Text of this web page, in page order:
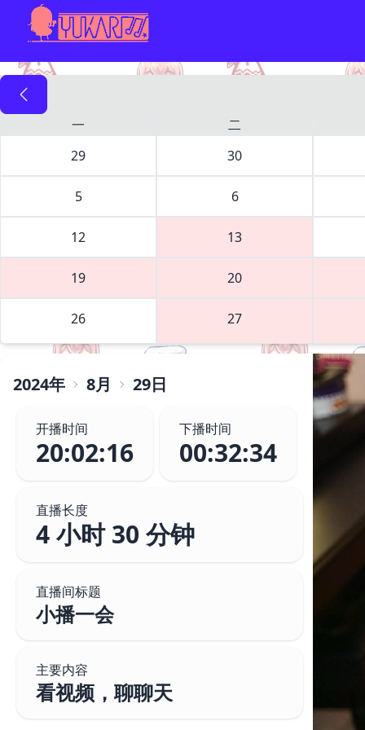
一
二
29
30
5 6
12 13
19 20
26 27
2024年 8月 29日
开播时间
20:02:16
下播时间
00:32:34
直播长度
4 小时 30 分钟
直播间标题
小播一会
主要内容
看视频，聊聊天